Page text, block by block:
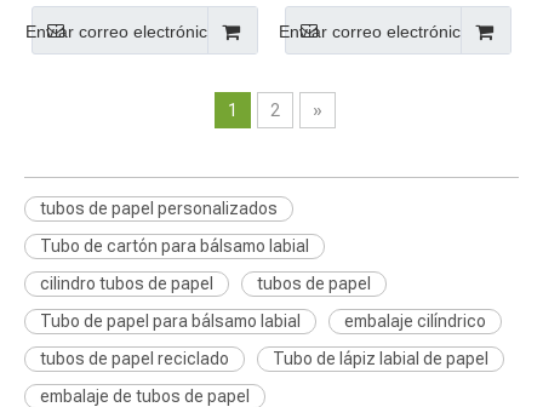
Enviar correo electrónico
Enviar correo electrónico
1 2 »
tubos de papel personalizados
Tubo de cartón para bálsamo labial
cilindro tubos de papel
tubos de papel
Tubo de papel para bálsamo labial
embalaje cilíndrico
tubos de papel reciclado
Tubo de lápiz labial de papel
embalaje de tubos de papel